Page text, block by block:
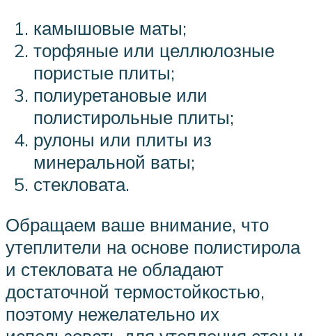
камышовые маты;
торфяные или целлюлозные
пористые плиты;
полиуретановые или
полистирольные плиты;
рулоны или плиты из
минеральной ваты;
стекловата.
Обращаем ваше внимание, что
утеплители на основе полистирола
и стекловата не обладают
достаточной термостойкостью,
поэтому нежелательно их